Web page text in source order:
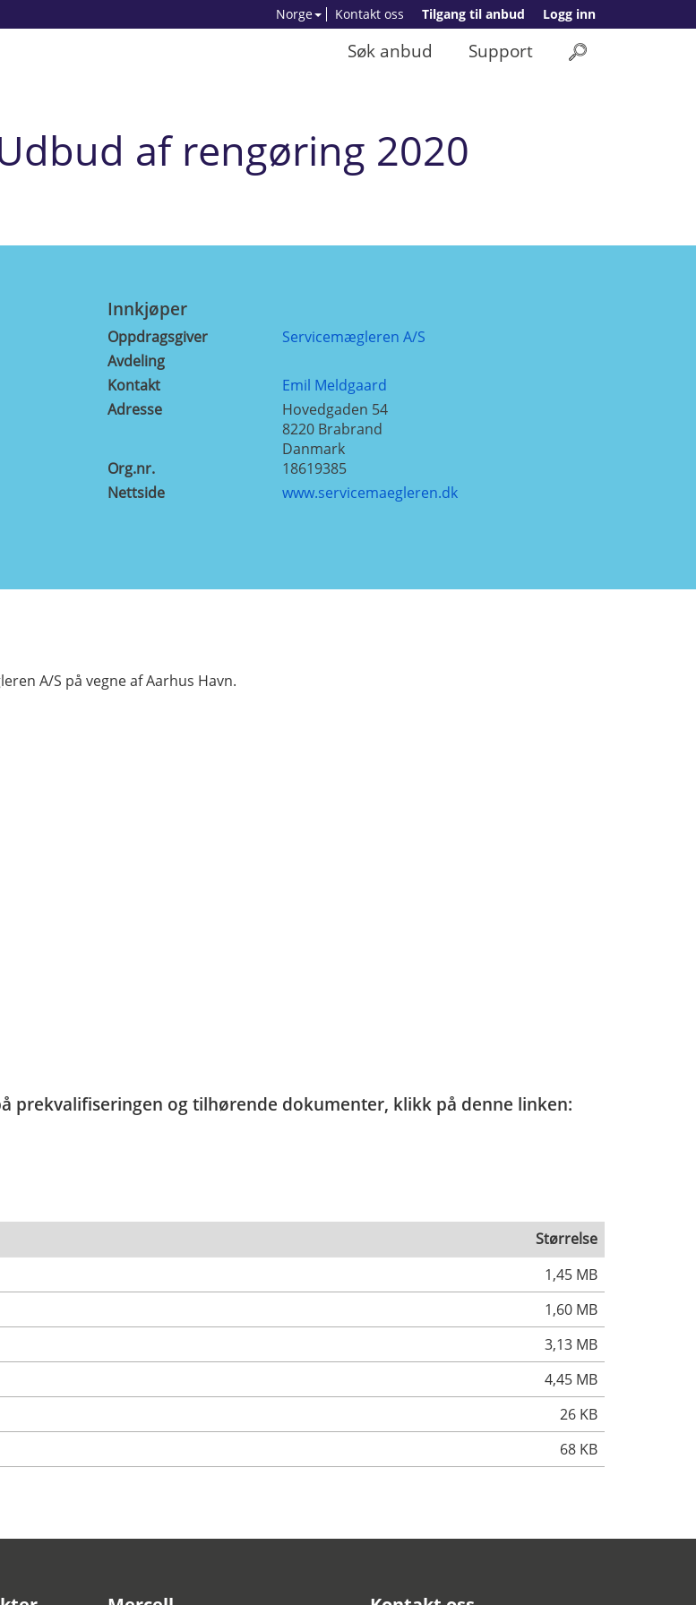
Logg inn
Tilgang til anbud
Kontakt oss
Norge
Support
Søk anbud
af rengøring 2020
Innkjøper
Oppdragsgiver
Servicemægleren A/S
Avdeling
Kontakt
Emil Meldgaard
Adresse
Hovedgaden 54
8220 Brabrand
Danmark
Org.nr.
18619385
Nettside
www.servicemaegleren.dk
A/S på vegne af Aarhus Havn.
prekvalifiseringen og tilhørende dokumenter, klikk på denne linken:
Størrelse
1,45 MB
1,60 MB
3,13 MB
4,45 MB
26 KB
68 KB